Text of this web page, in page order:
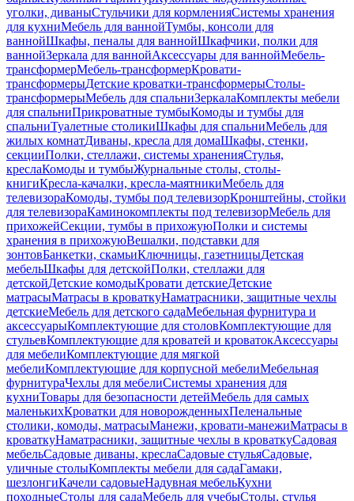
уголки, диваныСтульчики для кормленияСистемы хранения
для кухниМебель для ваннойТумбы, консоли для
ваннойШкафы, пеналы для ваннойШкафчики, полки для
ваннойЗеркала для ваннойАксессуары для ваннойМебель-
трансформерМебель-трансформерКровати-
трансформерыДетские кроватки-трансформерыСтолы-
трансформерыМебель для спальниЗеркалаКомплекты мебели
для спальниПрикроватные тумбыКомоды и тумбы для
спальниТуалетные столикиШкафы для спальниМебель для
жилых комнатДиваны, кресла для домаШкафы, стенки,
секцииПолки, стеллажи, системы храненияСтулья,
креслаКомоды и тумбыЖурнальные столы, столы-
книгиКресла-качалки, кресла-маятникиМебель для
телевизораКомоды, тумбы под телевизорКронштейны, стойки
для телевизораКаминокомплекты под телевизорМебель для
прихожейСекции, тумбы в прихожуюПолки и системы
хранения в прихожуюВешалки, подставки для
зонтовБанкетки, скамьиКлючницы, газетницыДетская
мебельШкафы для детскойПолки, стеллажи для
детскойДетские комодыКровати детскиеДетские
матрасыМатрасы в кроваткуНаматрасники, защитные чехлы
детскиеМебель для детского садаМебельная фурнитура и
аксессуарыКомплектующие для столовКомплектующие для
стульевКомплектующие для кроватей и кроватокАксессуары
для мебелиКомплектующие для мягкой
мебелиКомплектующие для корпусной мебелиМебельная
фурнитураЧехлы для мебелиСистемы хранения для
кухниТовары для безопасности детейМебель для самых
маленькихКроватки для новорожденныхПеленальные
столики, комоды, матрасыМанежи, кровати-манежиМатрасы в
кроваткуНаматрасники, защитные чехлы в кроваткуСадовая
мебельСадовые диваны, креслаСадовые стульяСадовые,
уличные столыКомплекты мебели для садаГамаки,
шезлонгиКачели садовыеНадувная мебельКухни
походныеСтолы для садаМебель для учебыСтолы, стулья